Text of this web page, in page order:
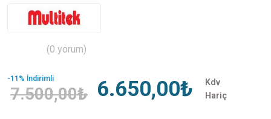
(0 yorum)
-11% İndirimli
7.500,00₺ 6.650,00₺
Kdv
Hariç